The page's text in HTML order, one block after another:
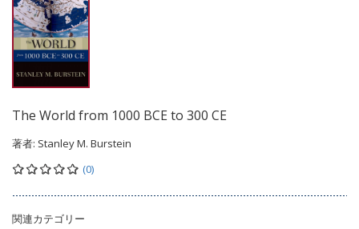
The World from 1000 BCE to 300 CE
著者: Stanley M. Burstein
(0)
関連カテゴリー